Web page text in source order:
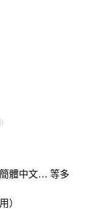
)
體中文… 等多
）